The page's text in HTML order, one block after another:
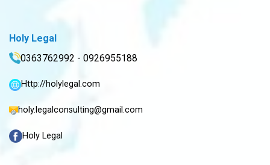
Holy Legal
0363762992 - 0926955188
Http://holylegal.com
holy.legalconsulting@gmail.com
Holy Legal